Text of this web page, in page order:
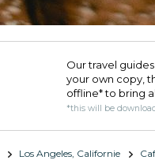
Our travel
your own copy,
offline* to bring
*this will be
Los Angeles, Californie